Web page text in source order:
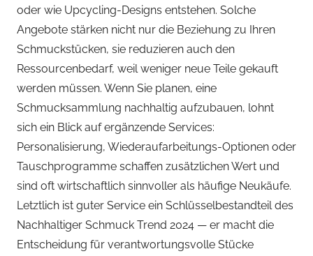
oder wie Upcycling-Designs entstehen. Solche
Angebote stärken nicht nur die Beziehung zu Ihren
Schmuckstücken, sie reduzieren auch den
Ressourcenbedarf, weil weniger neue Teile gekauft
werden müssen. Wenn Sie planen, eine
Schmucksammlung nachhaltig aufzubauen, lohnt
sich ein Blick auf ergänzende Services:
Personalisierung, Wiederaufarbeitungs-Optionen oder
Tauschprogramme schaffen zusätzlichen Wert und
sind oft wirtschaftlich sinnvoller als häufige Neukäufe.
Letztlich ist guter Service ein Schlüsselbestandteil des
Nachhaltiger Schmuck Trend 2024 — er macht die
Entscheidung für verantwortungsvolle Stücke